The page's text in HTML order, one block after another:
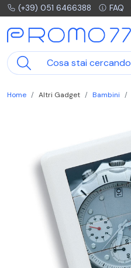
(+39) 051 6466388 FAQ
Home Altri Gadget Bambini